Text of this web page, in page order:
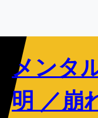
を
メンタ
明 ／崩